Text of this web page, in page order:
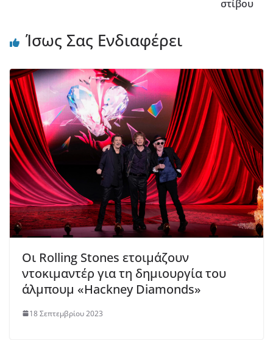
στίβου
Ίσως Σας Ενδιαφέρει
Οι Rolling Stones ετοιμάζουν
ντοκιμαντέρ για τη δημιουργία του
άλμπουμ «Hackney Diamonds»
18 Σεπτεμβρίου 2023